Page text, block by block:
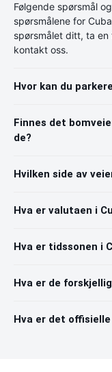
Følgende spørsmål
spørsmålene for
spørsmålet ditt, ta
kontakt oss.
Hvor kan du
Finnes det
de?
Hvilken side av
Hva er valutaen i
Hva er tidssonen i
Hva er de
Hva er det